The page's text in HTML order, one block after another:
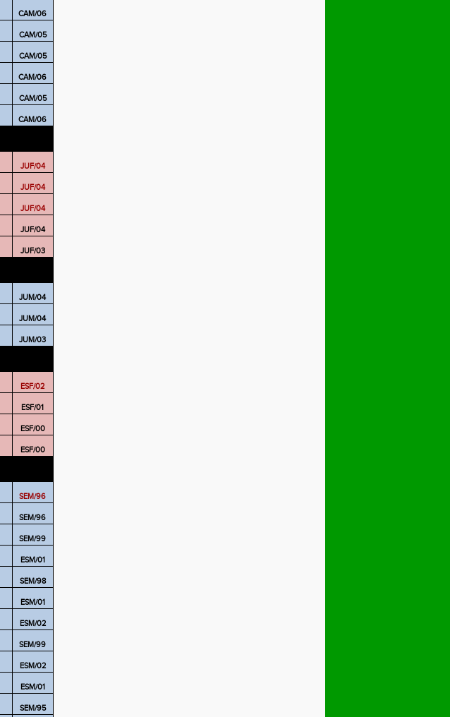
CAM/06
CAM/05
CAM/05
CAM/06
CAM/05
CAM/06
JUF/04
JUF/04
JUF/04
JUF/04
JUF/03
JUM/04
JUM/04
JUM/03
ESF/02
ESF/01
ESF/00
ESF/00
SEM/96
SEM/96
SEM/99
ESM/01
SEM/98
ESM/01
ESM/02
SEM/99
ESM/02
ESM/01
SEM/95